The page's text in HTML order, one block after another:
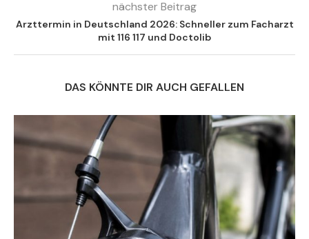
nächster Beitrag
Arzttermin in Deutschland 2026: Schneller zum Facharzt
mit 116 117 und Doctolib
DAS KÖNNTE DIR AUCH GEFALLEN